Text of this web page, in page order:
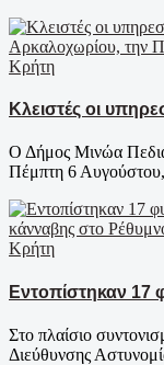
Κρήτη
Κλειστές οι
Ο Δήμος Μινώα
Πέμπτη 6
Κρήτη
Εντοπίστηκαν 17
Στο πλαίσιο
Διεύθυνσης